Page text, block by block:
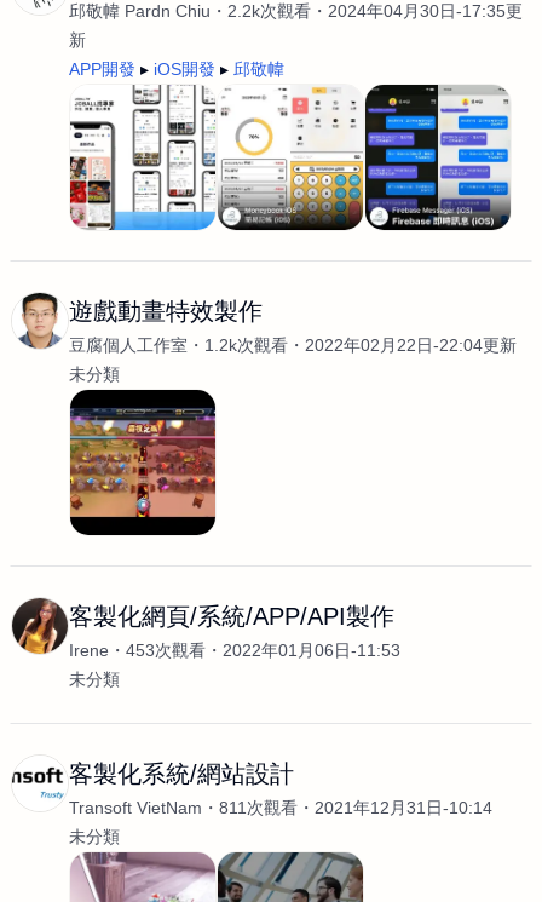
邱敬幃 Pardn Chiu 2.2k次觀看
2024年04月30日-17:35更
新
APP開發
iOS開發 邱敬幃
遊戲動畫特效製作
豆腐個人工作室 1.2k次觀看
2022年02月22日-22:04更新
未分類
客製化網頁/系統/APP/API製作
Irene 453次觀看
2022年01月06日-11:53
未分類
客製化系統/網站設計
Transoft VietNam 811次觀看
2021年12月31日-10:14
未分類